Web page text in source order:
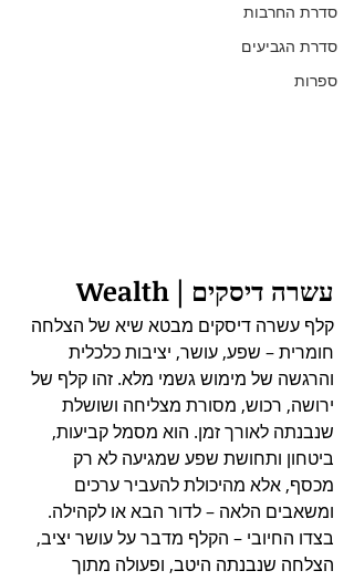
סדרת החרבות
סדרת הגביעים
ספרות
עשרה דיסקים | Wealth
קלף עשרה דיסקים מבטא שיא של הצלחה
חומרית – שפע, עושר, יציבות כלכלית
והרגשה של מימוש גשמי מלא. זהו קלף של
ירושה, רכוש, מסורת מצליחה ושושלת
שנבנתה לאורך זמן. הוא מסמל קביעות,
ביטחון ותחושת שפע שמגיעה לא רק
מכסף, אלא מהיכולת להעביר ערכים
ומשאבים הלאה – לדור הבא או לקהילה.
בצדו החיובי – הקלף מדבר על עושר יציב,
הצלחה שנבנתה היטב, ופעולה מתוך